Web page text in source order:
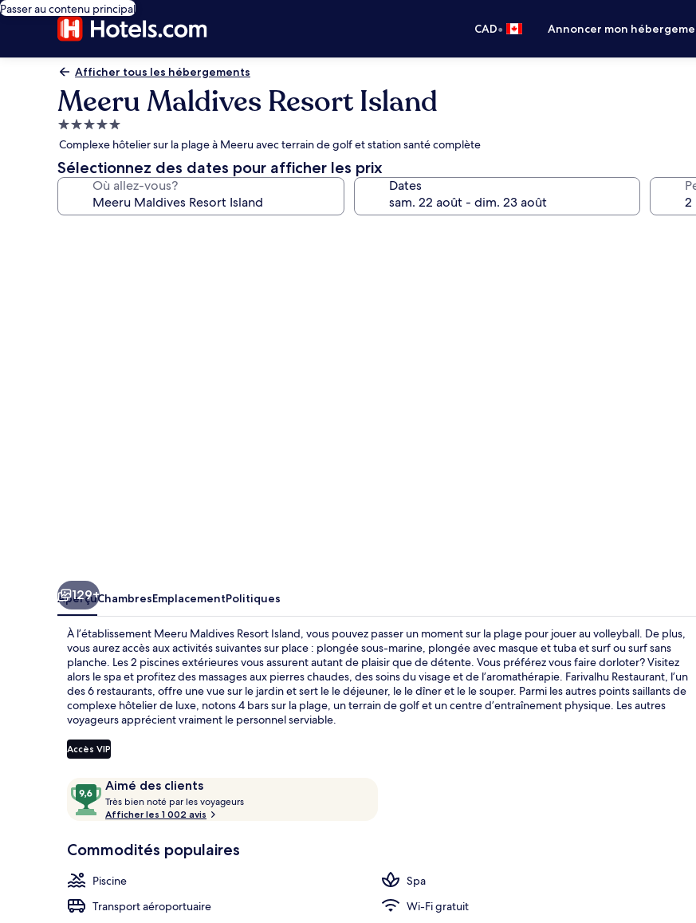
Passer au contenu principal
CAD• Annoncer mon
Afficher tous les hébergements
Meeru Maldives Resort Island
Hébergement
5.0 étoiles
Complexe hôtelier sur la plage à Meeru avec terrain de golf et station santé complète
Sélectionnez des dates pour afficher les prix
Où allez-vous? Dates
Réception
129+
AperçuChambresEmplacementPolitiques
À l’établissement Meeru Maldives Resort Island, vous pouvez passer un moment sur la plage pour jouer au volleyball. De plus,
vous aurez accès aux activités suivantes sur place : plongée sous-marine, plongée avec masque et tuba et surf ou surf sans
planche. Les 2 piscines extérieures vous assurent autant de plaisir que de détente. Vous préférez vous faire dorloter? Visitez
alors le spa et profitez des massages aux pierres chaudes, des soins du visage et de l’aromathérapie. Farivalhu Restaurant, l’un
des 6 restaurants, offre une vue sur le jardin et sert le le déjeuner, le le dîner et le le souper. Parmi les autres points saillants de
complexe hôtelier de luxe, notons 4 bars sur la plage, un terrain de golf et un centre d’entraînement physique. Les autres
voyageurs apprécient vraiment le personnel serviable.
Accès VIP
Avis Aimé des clients
9,6
sur
10,
des
Très bien noté par les voyageurs
Afficher les 1 002 avis
Commodités populaires
Piscine
Spa
Transport aéroportuaire
Wi-Fi gratuit